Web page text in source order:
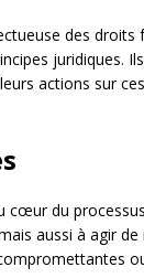
des
juridiques.
actions sur
cœur du
aussi à agir